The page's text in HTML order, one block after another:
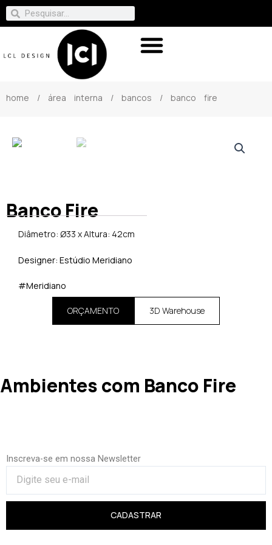
home / área interna / bancos / banco fire
Banco Fire
Diâmetro: Ø33 x Altura: 42cm
Designer: Estúdio Meridiano
#Meridiano
ORÇAMENTO 3D Warehouse
Ambientes com Banco Fire
Inscreva-se em nossa Newsletter
CADASTRAR